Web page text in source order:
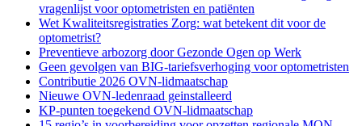
vragenlijst voor optometristen en patiënten
Wet Kwaliteitsregistraties Zorg: wat betekent dit voor de
optometrist?
Preventieve arbozorg door Gezonde Ogen op Werk
Geen gevolgen van BIG-tariefsverhoging voor optometristen
Contributie 2026 OVN-lidmaatschap
Nieuwe OVN-ledenraad geinstalleerd
KP-punten toegekend OVN-lidmaatschap